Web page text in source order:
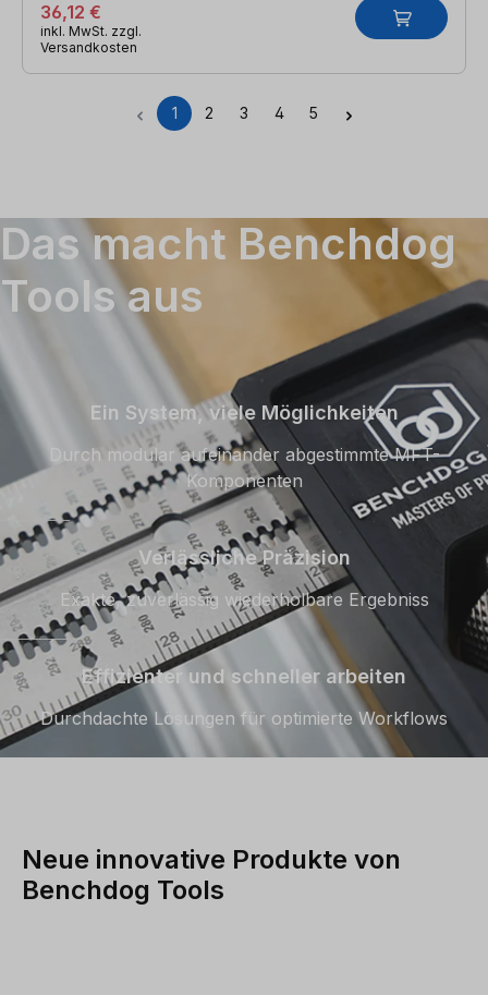
36,12 €
inkl. MwSt. zzgl.
Versandkosten
Seite
1 Seite
2 Seite
3 Seite
4 Seite
5
Das macht Benchdog
Tools aus
Ein System, viele Möglichkeiten
Durch modular aufeinander abgestimmte MFT-
Komponenten
Verlässliche Präzision
Exakte, zuverlässig wiederholbare Ergebniss
Effizienter und schneller arbeiten
Durchdachte Lösungen für optimierte Workflows
Neue innovative Produkte von
Benchdog Tools